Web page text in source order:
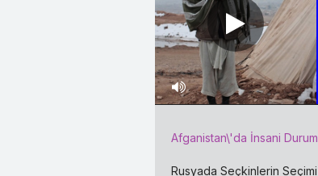
Afganistan\'da İnsani Durum
Rusyada Seçkinlerin Seçimi